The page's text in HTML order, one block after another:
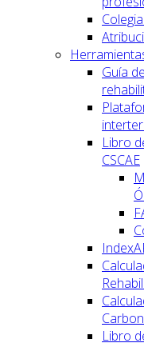
Guía
Libro
CSCAE
Libro